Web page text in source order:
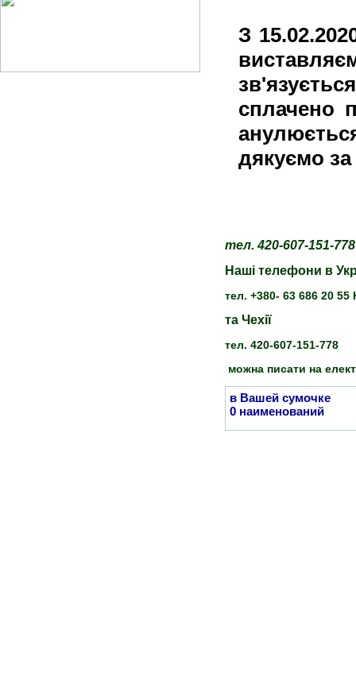
З
сплачено
дякуємо
тел. 420-607-151-
Наші телефони в
тел. +380- 63 686 20
та Чехії
тел. 420-607-151-778
можна писати на
в Вашей сумочке
0 наименований